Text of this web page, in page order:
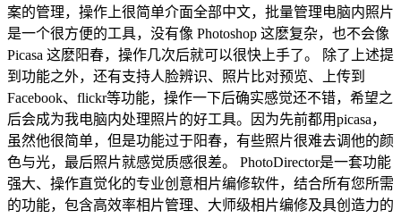
案的管理，操作上很简单介面全部中文，批量管理电脑内照片
是一个很方便的工具，没有像 Photoshop 这麽复杂，也不会像
Picasa 这麽阳春，操作几次后就可以很快上手了。 除了上述提
到功能之外，还有支持人脸辨识、照片比对预览、上传到
Facebook、flickr等功能，操作一下后确实感觉还不错，希望之
后会成为我电脑内处理照片的好工具。因为先前都用picasa，
虽然他很简单，但是功能过于阳春，有些照片很难去调他的颜
色与光，最后照片就感觉质感很差。 PhotoDirector是一套功能
强大、操作直觉化的专业创意相片编修软件，结合所有您所需
的功能，包含高效率相片管理、大师级相片编修及具创造力的